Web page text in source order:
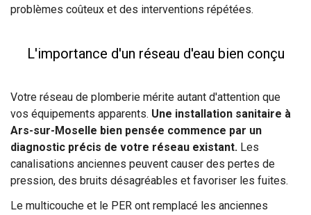
problèmes coûteux et des interventions répétées.
L'importance d'un réseau d'eau bien conçu
Votre réseau de plomberie mérite autant d'attention que
vos équipements apparents. Une installation sanitaire à
Ars-sur-Moselle bien pensée commence par un
diagnostic précis de votre réseau existant. Les
canalisations anciennes peuvent causer des pertes de
pression, des bruits désagréables et favoriser les fuites.
Le multicouche et le PER ont remplacé les anciennes